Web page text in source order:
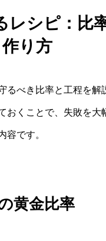
レシピ：比
作り方
るべき比率と工程を
おくことで、失敗を
容です。
黄金比率